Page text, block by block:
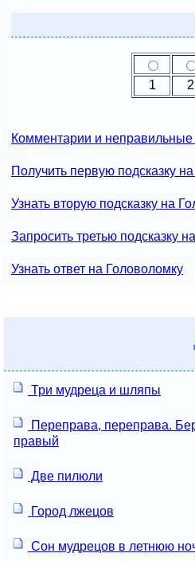
1
2
Комментарии и
Получить первую подсказку
Узнать вторую подсказку на
Запросить третью подсказку
Узнать ответ на Головоломку
Три мудреца и шляпы
Переправа, переправа.
правый
Две пилюли
Город лжецов
Сон мудрецов в летнюю